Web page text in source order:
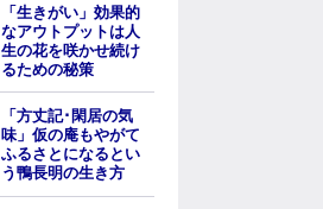
「生きがい」効果的
なアウトプットは人
生の花を咲かせ続け
るための秘策
「方丈記･閑居の気
味」仮の庵もやがて
ふるさとになるとい
う鴨長明の生き方